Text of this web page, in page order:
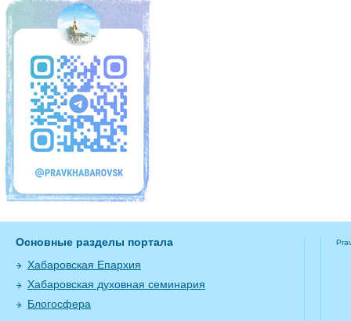
Основные разделы портала
Хабаровская Епархия
Хабаровская духовная семинария
Блогосфера